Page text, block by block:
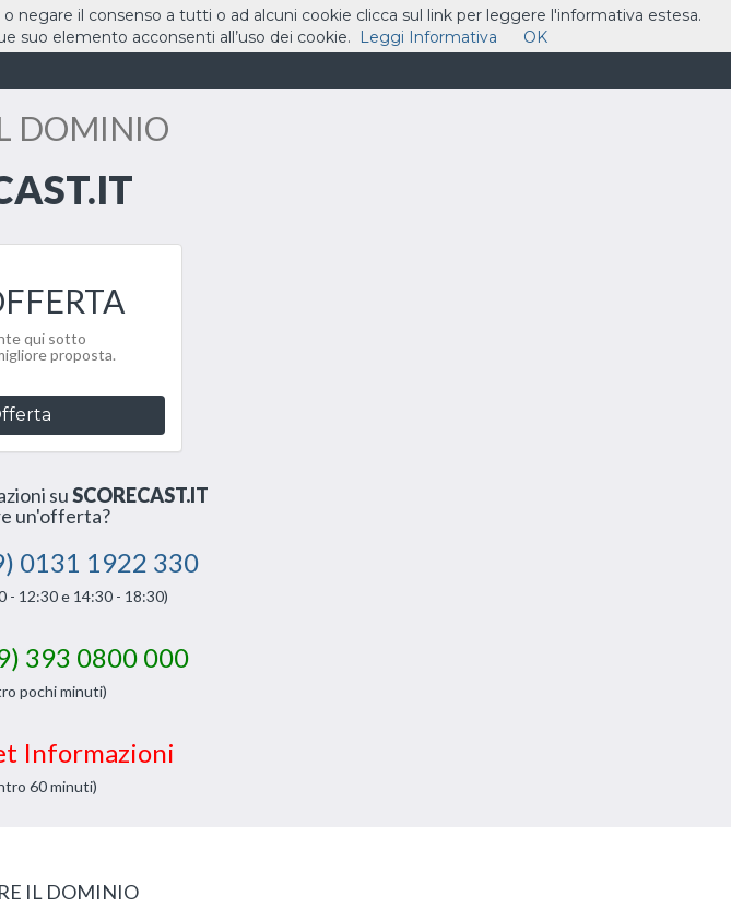
HOME DOMINI ASSISTENZA CONTATTI CARRELLO
DOMINIO
qui sotto
proposta.
suSCORECAST.IT
un'offerta?
0131 1922 330
- 12:30 e 14:30 - 18:30)
393 0800 000
pochi minuti)
Informazioni
60 minuti)
IL DOMINIO
il consenso a tutti o ad alcuni cookie clicca sul link per leggere l'informativa estesa.
suo elemento acconsenti all’uso dei cookie.
Leggi Informativa OK